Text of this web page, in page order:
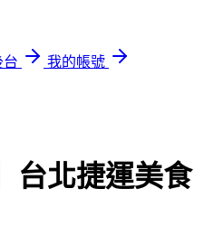
台
我的帳號
台北捷運美食